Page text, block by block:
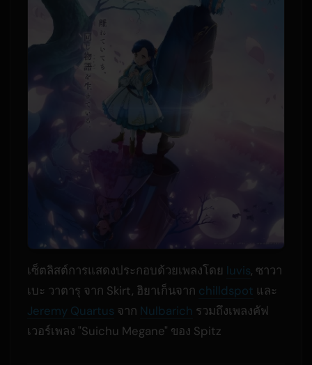
เซ็ตลิสต์การแสดงประกอบด้วยเพลงโดย luvis, ซาวา
เบะ วาตารุ จาก Skirt, ฮิยาเก็นจาก chilldspot และ
Jeremy Quartus จาก Nulbarich รวมถึงเพลงคัฟ
เวอร์เพลง "Suichu Megane" ของ Spitz